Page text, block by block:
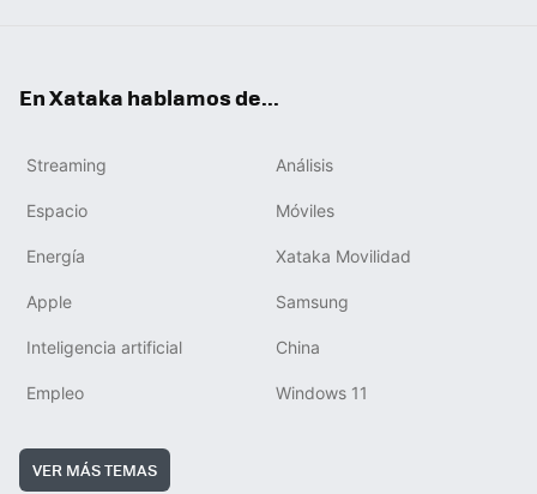
En Xataka hablamos de...
Streaming Análisis
Espacio Móviles
Energía Xataka Movilidad
Apple Samsung
Inteligencia artificial China
Empleo Windows 11
VER MÁS TEMAS